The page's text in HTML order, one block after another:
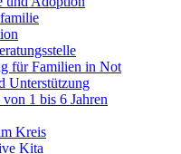
für Familien in Not
Unterstützung
1 bis 6 Jahren
Kreis
Kita